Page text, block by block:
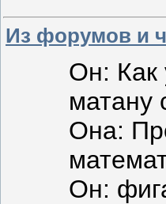
Из форумов и
Он: Как
матану
Она:
Он: